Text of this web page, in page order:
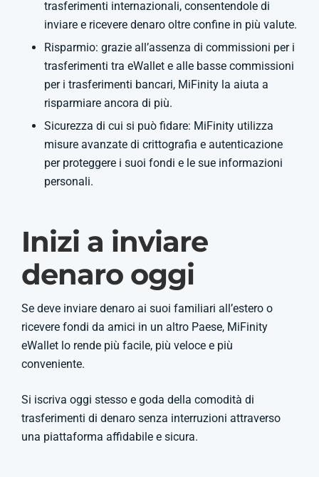
trasferimenti internazionali, consentendole di
inviare e ricevere denaro oltre confine in più valute.
Risparmio: grazie all’assenza di commissioni per i
trasferimenti tra eWallet e alle basse commissioni
per i trasferimenti bancari, MiFinity la aiuta a
risparmiare ancora di più.
Sicurezza di cui si può fidare: MiFinity utilizza
misure avanzate di crittografia e autenticazione
per proteggere i suoi fondi e le sue informazioni
personali.
Inizi a inviare
denaro oggi
Se deve inviare denaro ai suoi familiari all’estero o
ricevere fondi da amici in un altro Paese, MiFinity
eWallet lo rende più facile, più veloce e più
conveniente.
Si iscriva oggi stesso e goda della comodità di
trasferimenti di denaro senza interruzioni attraverso
una piattaforma affidabile e sicura.